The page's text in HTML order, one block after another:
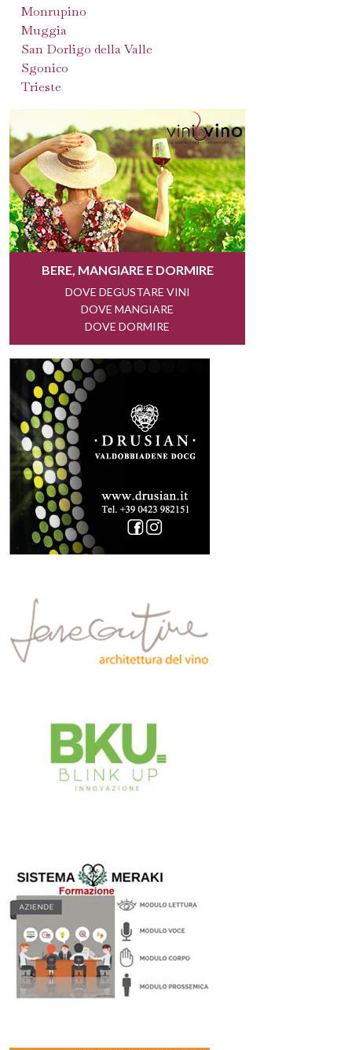
Monrupino
Muggia
San Dorligo della Valle
Sgonico
Trieste